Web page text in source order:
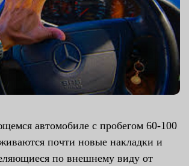
автомобиле с пробегом 60-100
почти новые накладки и
по внешнему виду от